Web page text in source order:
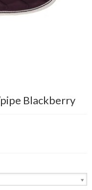
Blackberry